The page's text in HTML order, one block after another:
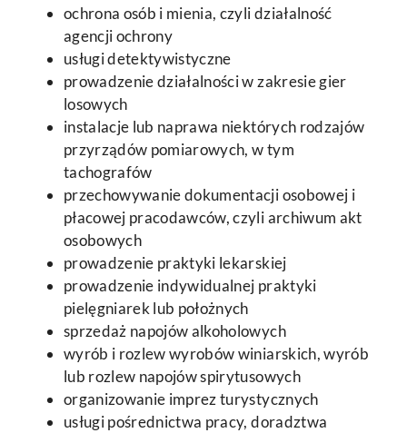
ochrona osób i mienia, czyli działalność
agencji ochrony
usługi detektywistyczne
prowadzenie działalności w zakresie gier
losowych
instalacje lub naprawa niektórych rodzajów
przyrządów pomiarowych, w tym
tachografów
przechowywanie dokumentacji osobowej i
płacowej pracodawców, czyli archiwum akt
osobowych
prowadzenie praktyki lekarskiej
prowadzenie indywidualnej praktyki
pielęgniarek lub położnych
sprzedaż napojów alkoholowych
wyrób i rozlew wyrobów winiarskich, wyrób
lub rozlew napojów spirytusowych
organizowanie imprez turystycznych
usługi pośrednictwa pracy, doradztwa